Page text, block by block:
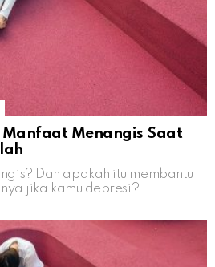
Manfaat Menangis Saat
Dan apakah itu membantu
jika kamu depresi?